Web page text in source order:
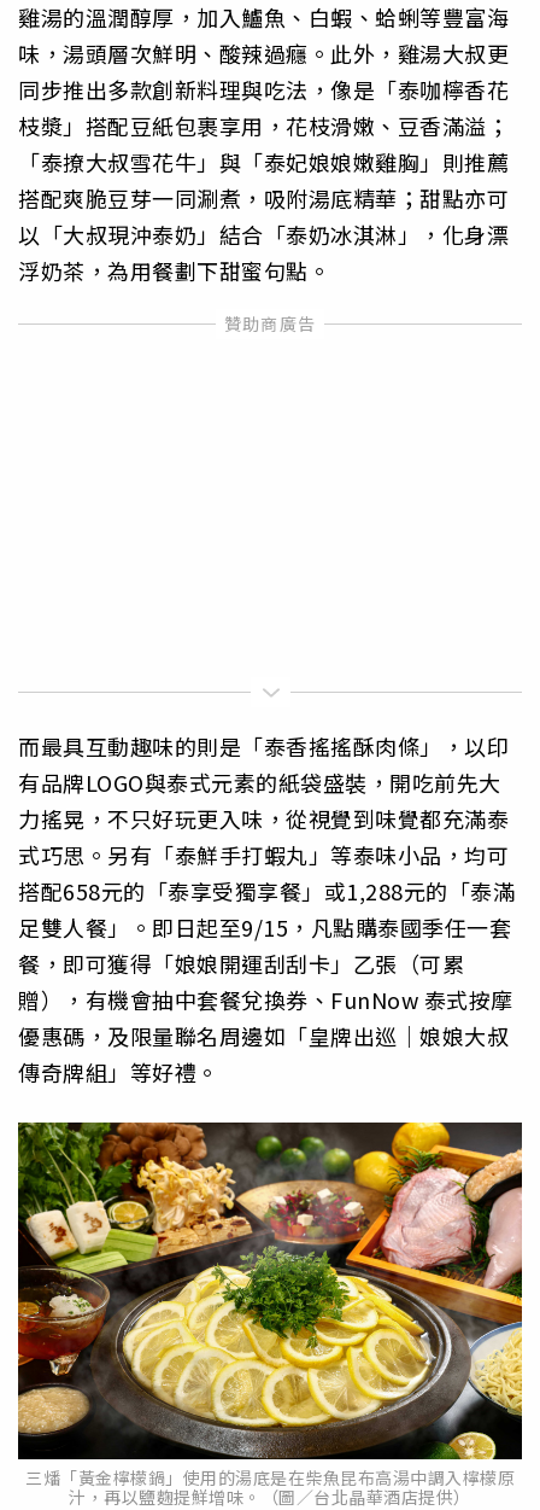
雞湯的溫潤醇厚，加入鱸魚、白蝦、蛤蜊等豐富海
味，湯頭層次鮮明、酸辣過癮。此外，雞湯大叔更
同步推出多款創新料理與吃法，像是「泰咖檸香花
枝漿」搭配豆紙包裹享用，花枝滑嫩、豆香滿溢；
「泰撩大叔雪花牛」與「泰妃娘娘嫩雞胸」則推薦
搭配爽脆豆芽一同涮煮，吸附湯底精華；甜點亦可
以「大叔現沖泰奶」結合「泰奶冰淇淋」，化身漂
浮奶茶，為用餐劃下甜蜜句點。
而最具互動趣味的則是「泰香搖搖酥肉條」，以印
有品牌LOGO與泰式元素的紙袋盛裝，開吃前先大
力搖晃，不只好玩更入味，從視覺到味覺都充滿泰
式巧思。另有「泰鮮手打蝦丸」等泰味小品，均可
搭配658元的「泰享受獨享餐」或1,288元的「泰滿
足雙人餐」。即日起至9/15，凡點購泰國季任一套
餐，即可獲得「娘娘開運刮刮卡」乙張（可累
贈），有機會抽中套餐兌換券、FunNow 泰式按摩
優惠碼，及限量聯名周邊如「皇牌出巡｜娘娘大叔
傳奇牌組」等好禮。
三燔「黃金檸檬鍋」使用的湯底是在柴魚昆布高湯中調入檸檬原
汁，再以鹽麴提鮮增味。（圖／台北晶華酒店提供）